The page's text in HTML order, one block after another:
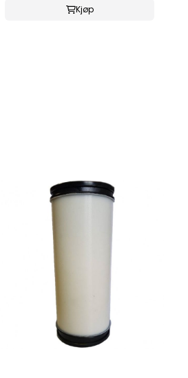
Kjøp